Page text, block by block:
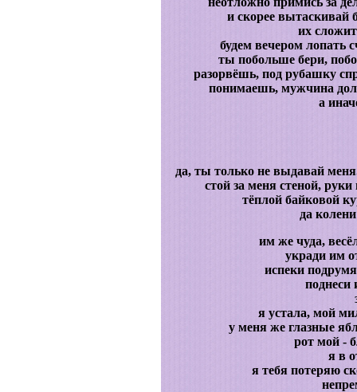
и скорее вытаскивай
их
будем вечером лопать
ты побольше бери,
разорвёшь, под рубашку
понимаешь, мужчина
а
да, ты только не выдавай
стой за меня стеной,
тёплой байковой
да
им же чуда,
укради им
испеки
поднеси
я устала, мой
у меня же глазные
рот мой -
я в
я тебя потеряю